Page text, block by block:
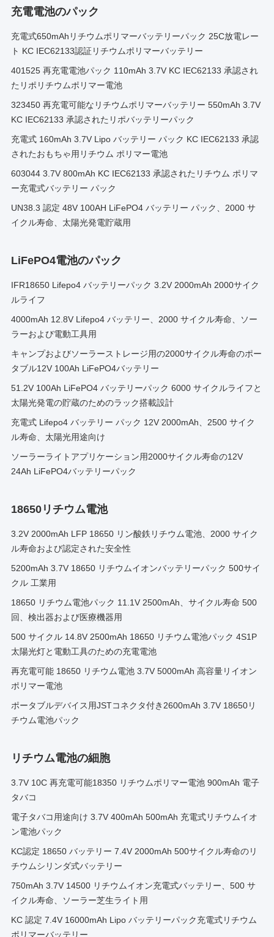
充電電池のパック
充電式650mAhリチウムポリマーバッテリーパック 25C放電レー
ト KC IEC62133認証リチウムポリマーバッテリー
401525 再充電電池パック 110mAh 3.7V KC IEC62133 承認され
たリポリチウムポリマー電池
323450 再充電可能なリチウムポリマーバッテリー 550mAh 3.7V
KC IEC62133 承認されたリポバッテリーパック
充電式 160mAh 3.7V Lipo バッテリー パック KC IEC62133 承認
されたおもちゃ用リチウム ポリマー電池
603044 3.7V 800mAh KC IEC62133 承認されたリチウム ポリマ
ー充電式バッテリー パック
UN38.3 認定 48V 100AH LiFePO4 バッテリー パック、2000 サ
イクル寿命、太陽光発電貯蔵用
LiFePO4電池のパック
IFR18650 Lifepo4 バッテリーパック 3.2V 2000mAh 2000サイク
ルライフ
4000mAh 12.8V Lifepo4 バッテリー、2000 サイクル寿命、ソー
ラーおよび電動工具用
キャンプおよびソーラーストレージ用の2​​000サイクル寿命のポー
タブル12V 100Ah LiFePO4バッテリー
51.2V 100Ah LiFePO4 バッテリーパック 6000 サイクルライフと
太陽光発電の貯蔵のためのラック搭載設計
充電式 Lifepo4 バッテリー パック 12V 2000mAh、2500 サイク
ル寿命、太陽光用途向け
ソーラーライトアプリケーション用2000サイクル寿命の12V
24Ah LiFePO4バッテリーパック
18650リチウム電池
3.2V 2000mAh LFP 18650 リン酸鉄リチウム電池、2000 サイク
ル寿命および認定された安全性
5200mAh 3.7V 18650 リチウムイオンバッテリーパック 500サイ
クル 工業用
18650 リチウム電池パック 11.1V 2500mAh、サイクル寿命 500
回、検出器および医療機器用
500 サイクル 14.8V 2500mAh 18650 リチウム電池パック 4S1P
太陽光灯と電動工具のための充電電池
再充電可能 18650 リチウム電池 3.7V 5000mAh 高容量リイオン
ポリマー電池
ポータブルデバイス用JSTコネクタ付き2600mAh 3.7V 18650リ
チウム電池パック
リチウム電池の細胞
3.7V 10C 再充電可能18350 リチウムポリマー電池 900mAh 電子
タバコ
電子タバコ用途向け 3.7V 400mAh 500mAh 充電式リチウムイオ
ン電池パック
KC認定 18650 バッテリー 7.4V 2000mAh 500サイクル寿命のリ
チウムシリンダ式バッテリー
750mAh 3.7V 14500 リチウムイオン充電式バッテリー、500 サ
イクル寿命、ソーラー芝生ライト用
KC 認定 7.4V 16000mAh Lipo バッテリーパック充電式リチウム
ポリマーバッテリー